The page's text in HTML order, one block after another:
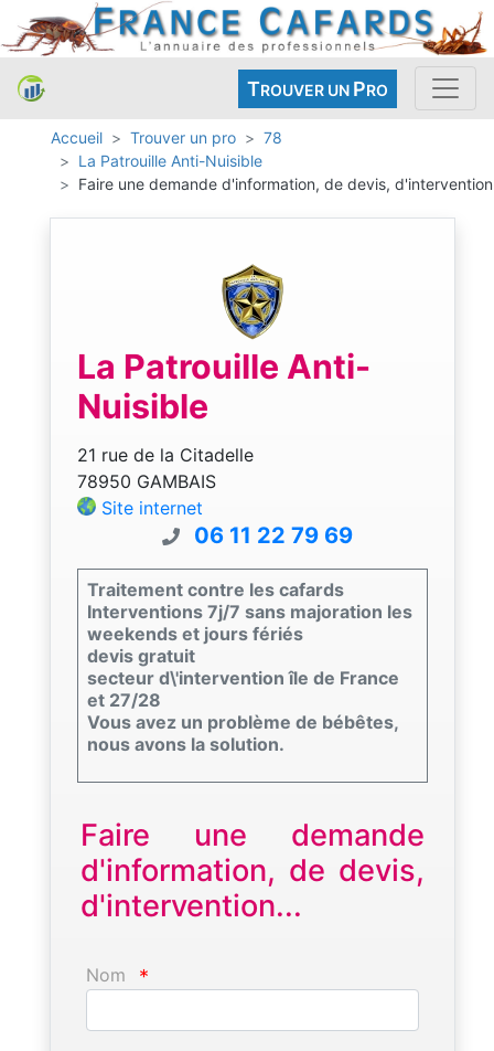
TROUVER UN PRO
Accueil Trouver un pro
78
La Patrouille Anti-Nuisible
Faire une demande d'information, de devis, d'intervention
La Patrouille Anti-
Nuisible
21 rue de la Citadelle
78950 GAMBAIS
Site internet
06 11 22 79 69
Traitement contre les cafards
Interventions 7j/7 sans majoration les
weekends et jours fériés
devis gratuit
secteur d\'intervention île de France
et 27/28
Vous avez un problème de bébêtes,
nous avons la solution.
Faire une demande
d'information, de devis,
d'intervention...
Nom *